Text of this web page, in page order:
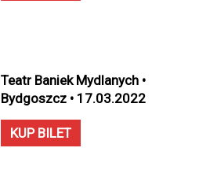
Teatr Baniek Mydlanych •
Bydgoszcz • 17.03.2022
KUP BILET